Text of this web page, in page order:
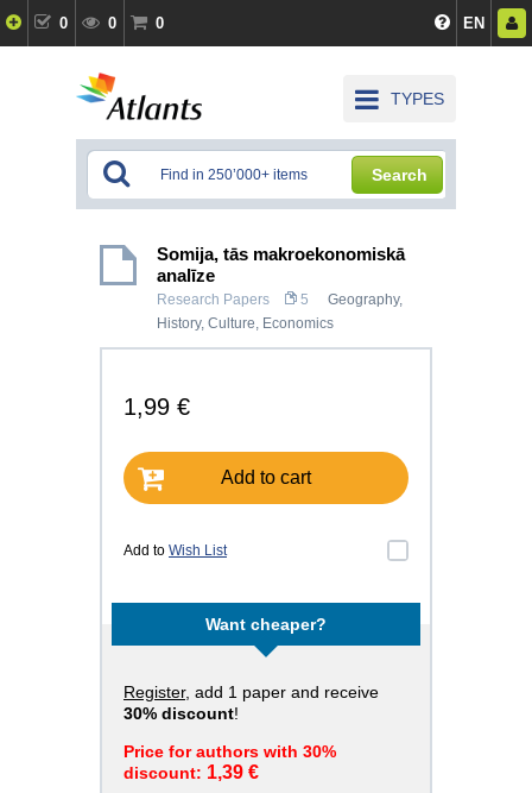
0 0 0 EN
TYPES
Search
Somija, tās makroekonomiskā
analīze
Research Papers 5 Geography,
History, Culture, Economics
1,99 €
Add to cart
Add to Wish List
Want cheaper?
Register, add 1 paper and receive
30% discount!
Price for authors with 30%
discount: 1,39 €